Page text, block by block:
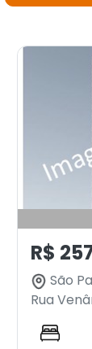
R$
São
Rua